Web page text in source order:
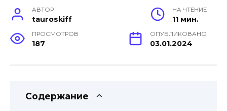
АВТОР
tauroskiff
НА ЧТЕНИЕ
11 мин.
ПРОСМОТРОВ
187
ОПУБЛИКОВАНО
03.01.2024
Содержание